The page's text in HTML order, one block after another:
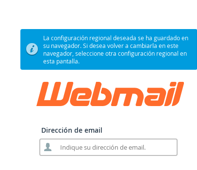
La configuración regional deseada se ha guardado en
su navegador. Si desea volver a cambiarla en este
navegador, seleccione otra configuración regional en
esta pantalla.
Dirección de email